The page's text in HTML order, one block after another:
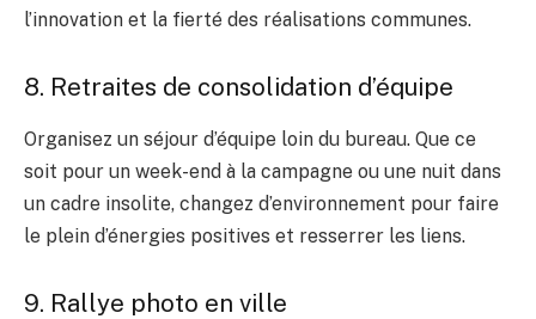
l’innovation et la fierté des réalisations communes.
8. Retraites de consolidation d’équipe
Organisez un séjour d’équipe loin du bureau. Que ce
soit pour un week-end à la campagne ou une nuit dans
un cadre insolite, changez d’environnement pour faire
le plein d’énergies positives et resserrer les liens.
9. Rallye photo en ville